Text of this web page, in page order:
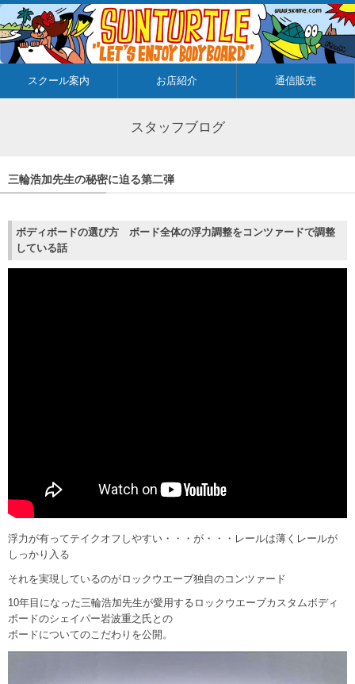
スクール案内 お店紹介 通信販売
スタッフブログ
三輪浩加先生の秘密に迫る第二弾
ボディボードの選び方 ボード全体の浮力調整をコンツァードで調整
している話
浮力が有ってテイクオフしやすい・・・が・・・レールは薄くレールが
しっかり入る
それを実現しているのがロックウエーブ独自のコンツァード
10年目になった三輪浩加先生が愛用するロックウエーブカスタムボディ
ボードのシェイパー岩波重之氏との
ボードについてのこだわりを公開。